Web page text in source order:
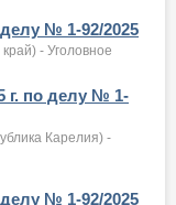
делу № 1-92/2025
- Уголовное
г. по делу № 1-
Карелия) -
делу № 1-92/2025